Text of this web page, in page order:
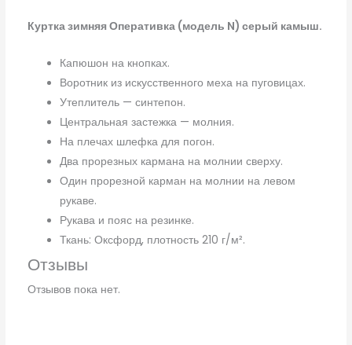
Куртка зимняя Оперативка (модель N) серый камыш.
Капюшон на кнопках.
Воротник из искусственного меха на пуговицах.
Утеплитель — синтепон.
Центральная застежка — молния.
На плечах шлефка для погон.
Два прорезных кармана на молнии сверху.
Один прорезной карман на молнии на левом
рукаве.
Рукава и пояс на резинке.
Ткань: Оксфорд, плотность 210 г/м².
Отзывы
Отзывов пока нет.